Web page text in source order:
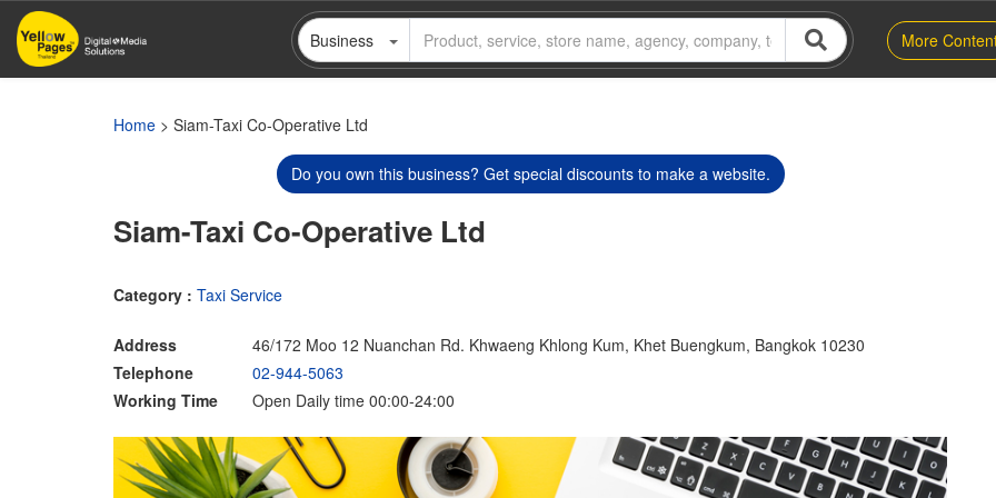
Skip
main
Business More
Home > Siam-Taxi Co-Operative Ltd
Do you own this business? Get special discounts to make a website.
Siam-Taxi Co-Operative Ltd
Category : Taxi Service
Address
46/172 Moo 12 Nuanchan Rd. Khwaeng Khlong Kum, Khet Buengkum, Bangkok 10230
Telephone
02-944-5063
Working Time
Open Daily time 00:00-24:00